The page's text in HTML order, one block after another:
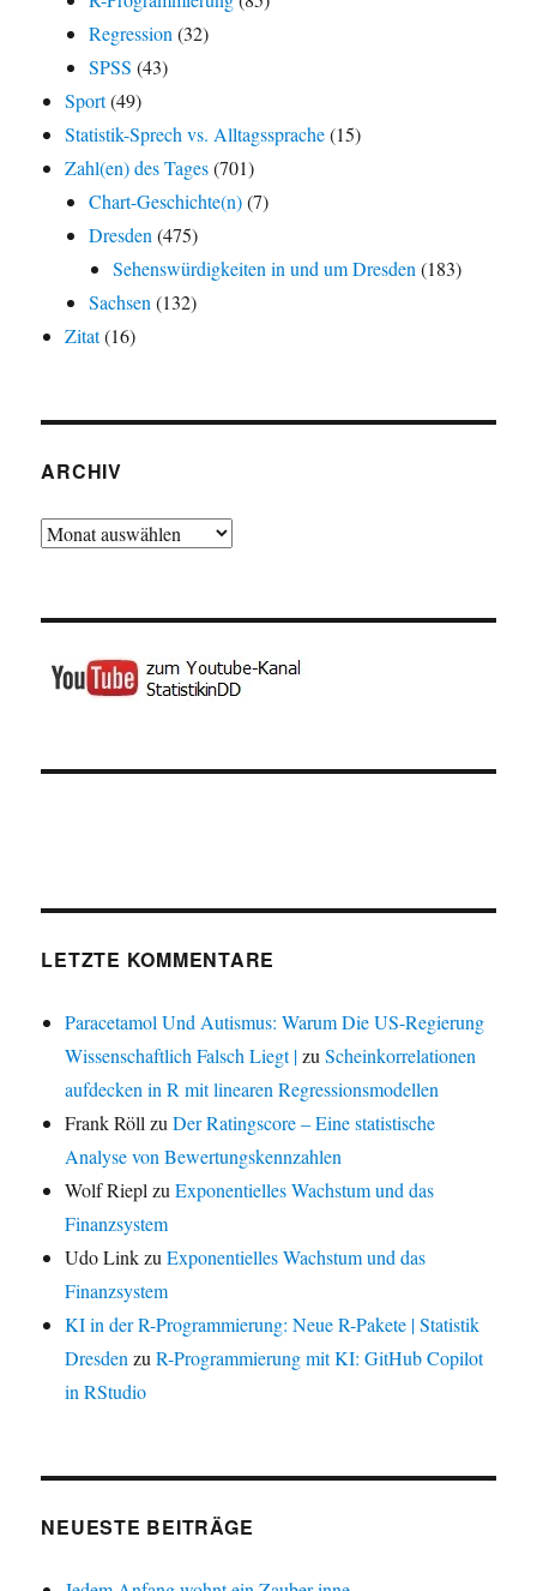
Regression (32)
SPSS (43)
Sport(49)
Statistik-Sprech vs. Alltagssprache(15)
Zahl(en) des Tages(701)
Chart-Geschichte(n)(7)
Dresden (475)
Sehenswürdigkeiten in und um Dresden (183)
Sachsen (132)
Zitat(16)
ARCHIV
Archiv
LETZTE KOMMENTARE
Paracetamol Und Autismus: Warum Die US-Regierung
Wissenschaftlich Falsch Liegt |zuScheinkorrelationen
aufdecken in R mit linearen Regressionsmodellen
Frank Röll zuDer Ratingscore – Eine statistische
Analyse von Bewertungskennzahlen
Wolf Riepl zuExponentielles Wachstum und das
Finanzsystem
Udo LinkzuExponentielles Wachstum und das
Finanzsystem
KI in der R-Programmierung: Neue R-Pakete | Statistik
Dresden zuR-Programmierung mit KI: GitHub Copilot
in RStudio
NEUESTE BEITRÄGE